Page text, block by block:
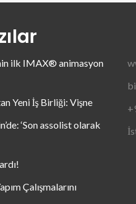
ilk IMAX® animasyon
Yeni İş Birliği: Vişne
‘Son assolist olarak
Çalışmalarını